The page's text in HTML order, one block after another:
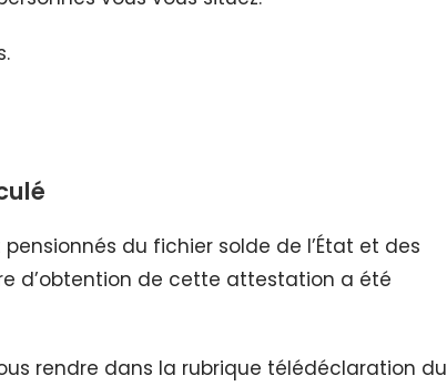
du fichier solde de l’État et des
d’obtention de cette attestation a été
rendre dans la rubrique télédéclaration du